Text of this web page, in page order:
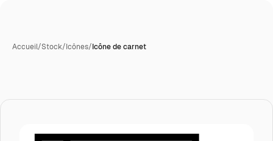
Accueil/Stock/Icônes/Icône de carnet